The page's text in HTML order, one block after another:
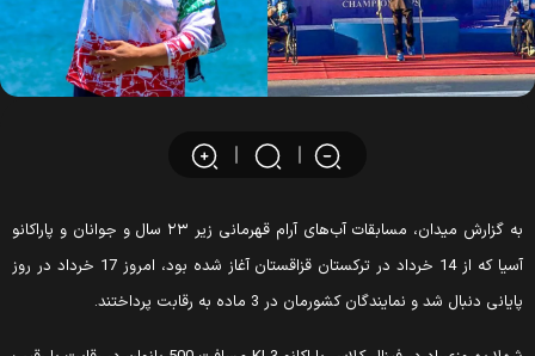
به گزارش میدان، مسابقات آب‌های آرام قهرمانی زیر ۲۳ سال و جوانان و پاراکانو
آسیا که از 14 خرداد در ترکستان قزاقستان آغاز شده بود، امروز 17 خرداد در روز
دنبال شد و نمایندگان کشورمان در 3 ماده به رقابت پرداختند.